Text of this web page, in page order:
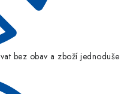
bez obav a zboží jednoduše